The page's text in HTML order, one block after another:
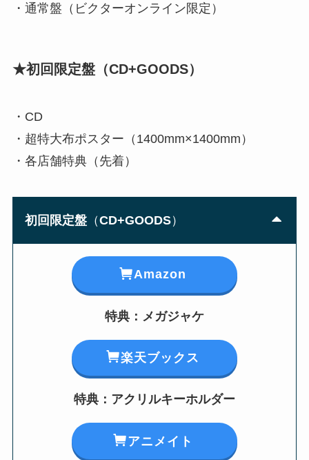
・通常盤（ビクターオンライン限定）
★初回限定盤（CD+GOODS）
・CD
・超特大布ポスター（1400mm×1400mm）
・各店舗特典（先着）
初回限定盤（CD+GOODS）
Amazon
特典：メガジャケ
楽天ブックス
特典：アクリルキーホルダー
アニメイト